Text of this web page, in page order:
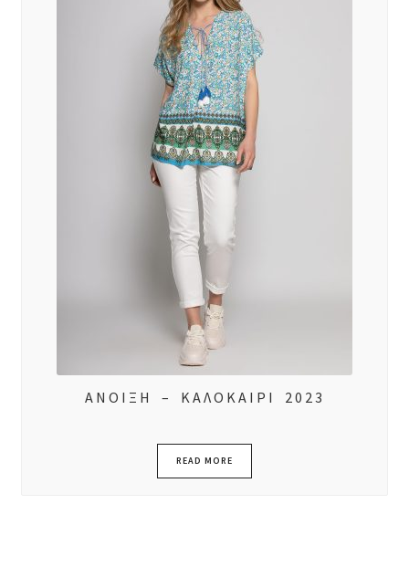
ΑΝΟΙΞΗ – ΚΑΛΟΚΑΙΡΙ 2023
READ MORE